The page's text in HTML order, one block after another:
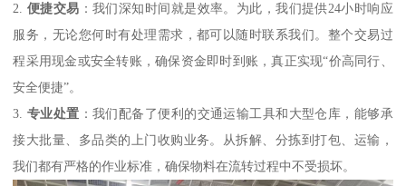
2. 便捷交易 ：我们深知时间就是效率。为此，我们提供24小时响应
服务，无论您何时有处理需求，都可以随时联系我们。整个交易过
程采用现金或安全转账，确保资金即时到账，真正实现“价高同行、
安全便捷”。
3. 专业处置 ：我们配备了便利的交通运输工具和大型仓库，能够承
接大批量、多品类的上门收购业务。从拆解、分拣到打包、运输，
我们都有严格的作业标准，确保物料在流转过程中不受损坏。